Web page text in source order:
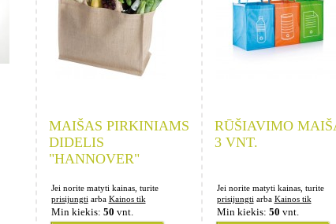
MAIŠAS PIRKINIAMS
DIDELIS
"HANNOVER"
Jei norite matyti kainas, turite
prisijungti arba Kainos tik
Min kiekis: 50 vnt.
RŪŠIAVIMO
3 VNT.
Jei norite matyti kainas, turite
prisijungti arba Kainos tik
Min kiekis: 50 vnt.